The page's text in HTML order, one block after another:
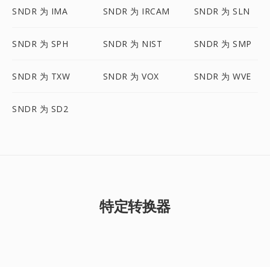
SNDR 为 IMA SNDR 为 IRCAM SNDR 为 SLN
SNDR 为 SPH SNDR 为 NIST SNDR 为 SMP
SNDR 为 TXW SNDR 为 VOX SNDR 为 WVE
SNDR 为 SD2
特定转换器